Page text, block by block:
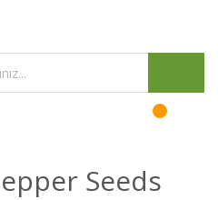
Seeds